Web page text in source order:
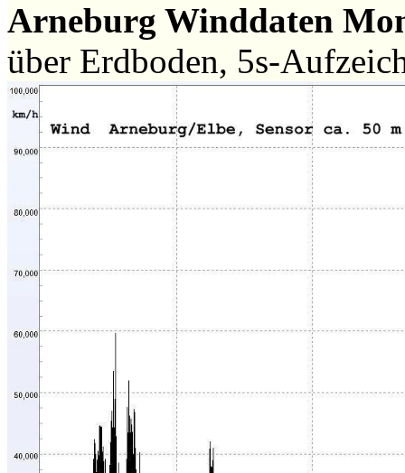
Arneburg Winddaten
über Erdboden, 5s-